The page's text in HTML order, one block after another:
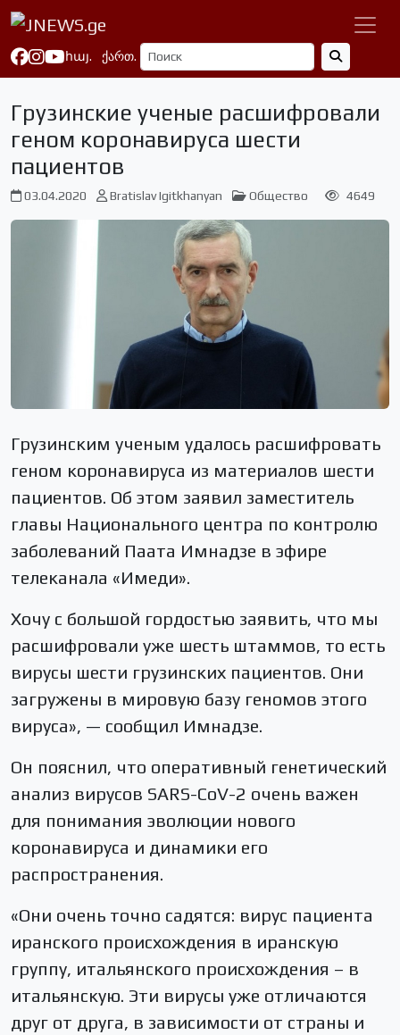
հայ. ქართ.
Грузинские ученые расшифровали
геном коронавируса шести
пациентов
03.04.2020 Bratislav Igitkhanyan Общество 4649
Грузинским ученым удалось расшифровать
геном коронавируса из материалов шести
пациентов. Об этом заявил заместитель
главы Национального центра по контролю
заболеваний Паата Имнадзе в эфире
телеканала «Имеди».
Хочу с большой гордостью заявить, что мы
расшифровали уже шесть штаммов, то есть
вирусы шести грузинских пациентов. Они
загружены в мировую базу геномов этого
вируса», — сообщил Имнадзе.
Он пояснил, что оперативный генетический
анализ вирусов SARS-CoV-2 очень важен
для понимания эволюции нового
коронавируса и динамики его
распространения.
«Они очень точно садятся: вирус пациента
иранского происхождения в иранскую
группу, итальянского происхождения – в
итальянскую. Эти вирусы уже отличаются
друг от друга, в зависимости от страны и